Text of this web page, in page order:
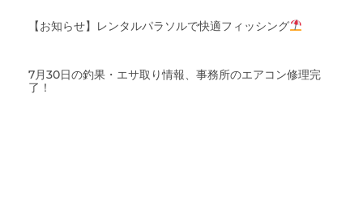
【お知らせ】レンタルパラソルで快適フィッシング
7月30日の釣果・エサ取り情報、事務所のエアコン修理完
了！